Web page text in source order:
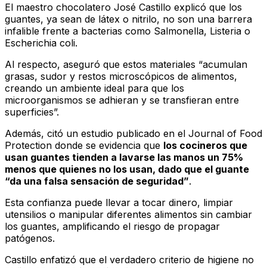
El maestro chocolatero José Castillo explicó que los
guantes, ya sean de látex o nitrilo, no son una barrera
infalible frente a bacterias como Salmonella, Listeria o
Escherichia coli.
Al respecto, aseguró que estos materiales “acumulan
grasas, sudor y restos microscópicos de alimentos,
creando un ambiente ideal para que los
microorganismos se adhieran y se transfieran entre
superficies”.
Además, citó un estudio publicado en el Journal of Food
Protection donde se evidencia que los cocineros que
usan guantes tienden a lavarse las manos un 75%
menos que quienes no los usan, dado que el guante
“da una falsa sensación de seguridad”.
Esta confianza puede llevar a tocar dinero, limpiar
utensilios o manipular diferentes alimentos sin cambiar
los guantes, amplificando el riesgo de propagar
patógenos.
Castillo enfatizó que el verdadero criterio de higiene no